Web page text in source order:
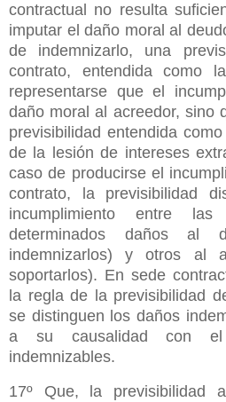
contractual no resulta
imputar el daño moral al
de indemnizarlo, una
contrato, entendida como
representarse que el
daño moral al acreedor, sino
previsibilidad entendida
de la lesión de intereses
caso de producirse el
contrato, la previsibilidad
incumplimiento entre las
determinados daños al
indemnizarlos) y otros al
soportarlos). En sede
la regla de la previsibilidad
se distinguen los daños
a su causalidad con el
indemnizables.
17º Que, la previsibilidad